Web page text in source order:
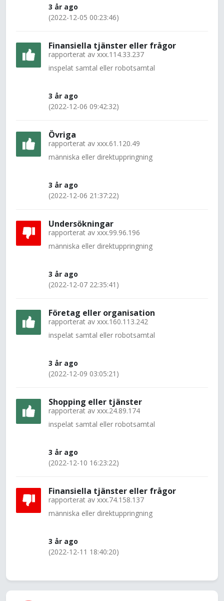
3 år ago
(2022-12-05 00:23:46)
Finansiella tjänster eller frågor
rapporterat av xxx.114.33.237
inspelat samtal eller robotsamtal
3 år ago
(2022-12-06 09:42:32)
Övriga
rapporterat av xxx.61.120.49
människa eller direktuppringning
3 år ago
(2022-12-06 21:37:22)
Undersökningar
rapporterat av xxx.99.96.196
människa eller direktuppringning
3 år ago
(2022-12-07 22:35:41)
Företag eller organisation
rapporterat av xxx.160.113.242
inspelat samtal eller robotsamtal
3 år ago
(2022-12-09 03:05:21)
Shopping eller tjänster
rapporterat av xxx.24.89.174
inspelat samtal eller robotsamtal
3 år ago
(2022-12-10 16:23:22)
Finansiella tjänster eller frågor
rapporterat av xxx.74.158.137
människa eller direktuppringning
3 år ago
(2022-12-11 18:40:20)